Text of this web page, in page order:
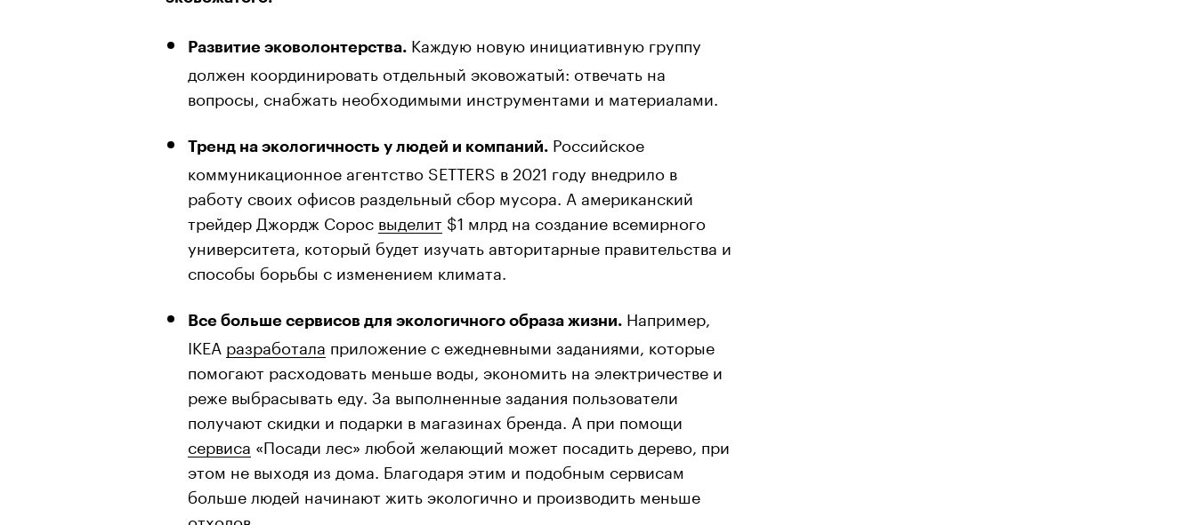
Развитие эковолонтерства. Каждую новую инициативную группу
должен координировать отдельный эковожатый: отвечать на
вопросы, снабжать необходимыми инструментами и материалами.
Тренд на экологичность у людей и компаний. Российское
коммуникационное агентство SETTERS в 2021 году внедрило в
работу своих офисов раздельный сбор мусора. А американский
трейдер Джордж Сорос выделит $1 млрд на создание всемирного
университета, который будет изучать авторитарные правительства и
способы борьбы с изменением климата.
Все больше сервисов для экологичного образа жизни. Например,
IKEA разработала приложение с ежедневными заданиями, которые
помогают расходовать меньше воды, экономить на электричестве и
реже выбрасывать еду. За выполненные задания пользователи
получают скидки и подарки в магазинах бренда. А при помощи
сервиса «Посади лес» любой желающий может посадить дерево, при
этом не выходя из дома. Благодаря этим и подобным сервисам
больше людей начинают жить экологично и производить меньше
отходов.